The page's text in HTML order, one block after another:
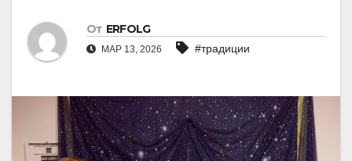
От ERFOLG
МАР 13, 2026 #традиции